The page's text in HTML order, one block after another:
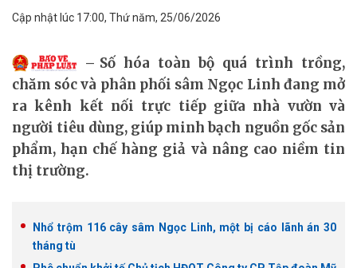
Cập nhật lúc 17:00, Thứ năm, 25/06/2026
Số hóa toàn bộ quá trình trồng,
chăm sóc và phân phối sâm Ngọc Linh đang mở
ra kênh kết nối trực tiếp giữa nhà vườn và
người tiêu dùng, giúp minh bạch nguồn gốc sản
phẩm, hạn chế hàng giả và nâng cao niềm tin
thị trường.
Nhổ trộm 116 cây sâm Ngọc Linh, một bị cáo lãnh án 30
tháng tù